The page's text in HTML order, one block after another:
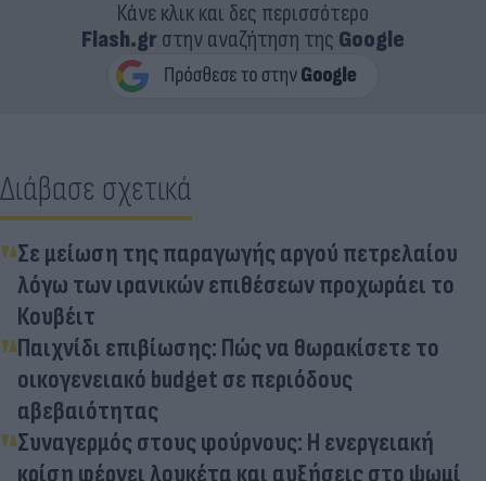
Κάνε κλικ και δες περισσότερο
Flash.grστην αναζήτηση της Google
Διάβασε σχετικά
Σε μείωση της παραγωγής αργού πετρελαίου
λόγω των ιρανικών επιθέσεων προχωράει το
Κουβέιτ
Παιχνίδι επιβίωσης: Πώς να θωρακίσετε το
οικογενειακό budget σε περιόδους
αβεβαιότητας
Συναγερμός στους φούρνους: Η ενεργειακή
κρίση φέρνει λουκέτα και αυξήσεις στο ψωμί